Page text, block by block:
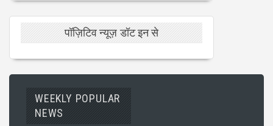
पॉज़िटिव न्यूज़ डॉट इन से
WEEKLY POPULAR
NEWS